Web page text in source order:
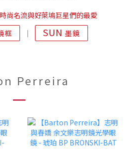
尚名流與好萊塢巨星們的最愛
框 │ SUN墨鏡
Perreira